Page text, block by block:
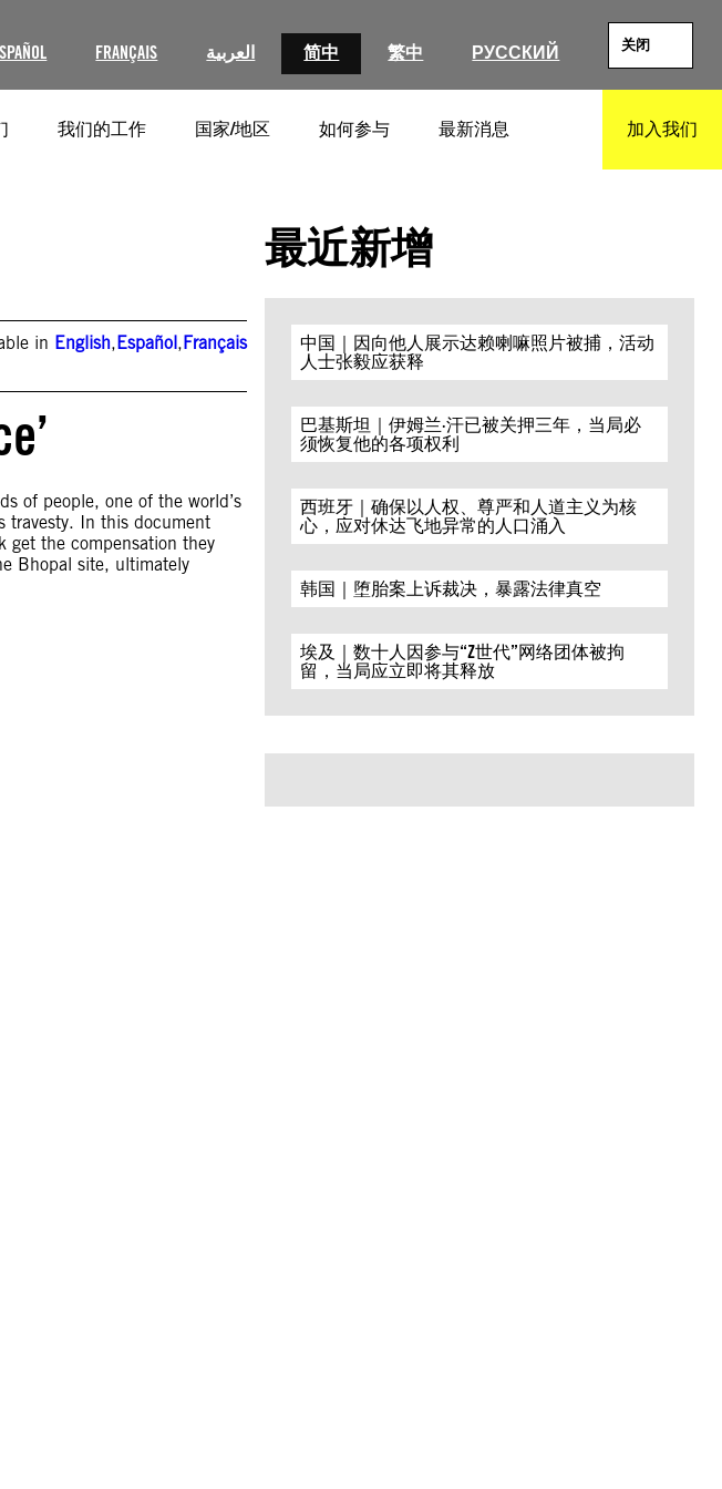
FRANÇAIS العربية 简中 繁中 РУССКИЙ 关闭
我们的工作 国家/地区 如何参与 最新消息 加入我们
in English,Español,Français
of people, one of the world’s
travesty. In this document
get the compensation they
Bhopal site, ultimately
最近新增
中国｜因向他人展示达赖喇嘛照片被捕，活动
人士张毅应获释
巴基斯坦｜伊姆兰·汗已被关押三年，当局必
须恢复他的各项权利
西班牙｜确保以人权、尊严和人道主义为核
心，应对休达飞地异常的人口涌入
韩国｜堕胎案上诉裁决，暴露法律真空
埃及｜数十人因参与“Z世代”网络团体被拘
留，当局应立即将其释放